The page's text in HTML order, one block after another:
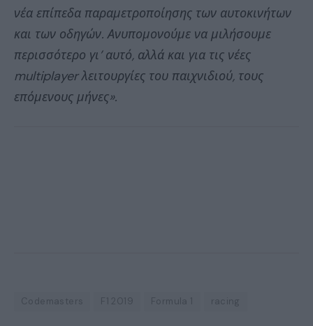
νέα επίπεδα παραμετροποίησης των αυτοκινήτων
και των οδηγών. Ανυπομονούμε να μιλήσουμε
περισσότερο γι’ αυτό, αλλά και για τις νέες
multiplayer λειτουργίες του παιχνιδιού, τους
επόμενους μήνες».
Codemasters F1 2019 Formula 1 racing